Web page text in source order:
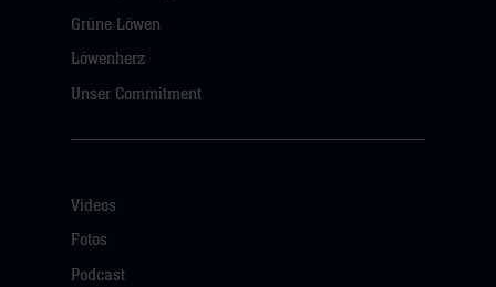
Grüne Löwen
Löwenherz
Unser Commitment
Videos
Fotos
Podcast